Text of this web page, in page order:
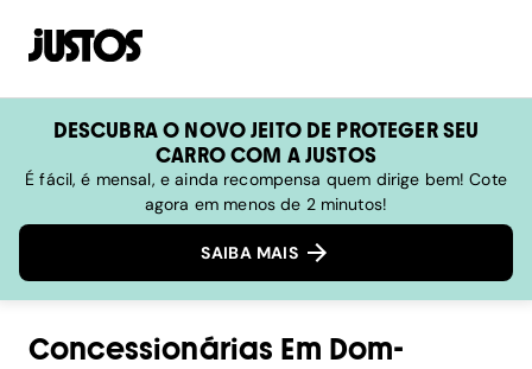
DESCUBRA O NOVO JEITO DE PROTEGER SEU
CARRO COM A JUSTOS
É fácil, é mensal, e ainda recompensa quem dirige bem! Cote
agora em menos de 2 minutos!
SAIBA MAIS
Concessionárias Em Dom-